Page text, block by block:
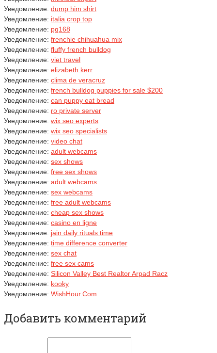
Уведомление: dump him shirt
Уведомление: italia crop top
Уведомление: pg168
Уведомление: frenchie chihuahua mix
Уведомление: fluffy french bulldog
Уведомление: viet travel
Уведомление: elizabeth kerr
Уведомление: clima de veracruz
Уведомление: french bulldog puppies for sale $200
Уведомление: can puppy eat bread
Уведомление: ro private server
Уведомление: wix seo experts
Уведомление: wix seo specialists
Уведомление: video chat
Уведомление: adult webcams
Уведомление: sex shows
Уведомление: free sex shows
Уведомление: adult webcams
Уведомление: sex webcams
Уведомление: free adult webcams
Уведомление: cheap sex shows
Уведомление: casino en ligne
Уведомление: jain daily rituals time
Уведомление: time difference converter
Уведомление: sex chat
Уведомление: free sex cams
Уведомление: Silicon Valley Best Realtor Arpad Racz
Уведомление: kooky
Уведомление: WishHour.Com
Добавить комментарий